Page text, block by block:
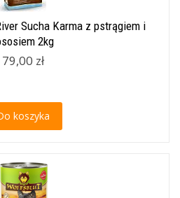
Sucha Karma z pstrągiem i
2kg
79,00 zł
koszyka